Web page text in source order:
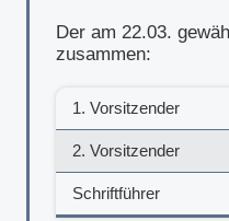
Der am 22.03.
zusammen:
1. Vorsitzender
2. Vorsitzender
Schriftführer